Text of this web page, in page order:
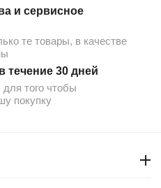
и сервисное
те товары, в качестве
течение 30 дней
того чтобы
покупку